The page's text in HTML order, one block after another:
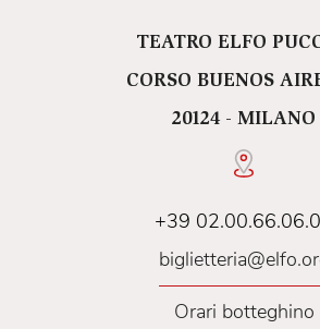
TEATRO ELFO
CORSO BUENOS
20124 - MILANO
+39
Orari botteghino